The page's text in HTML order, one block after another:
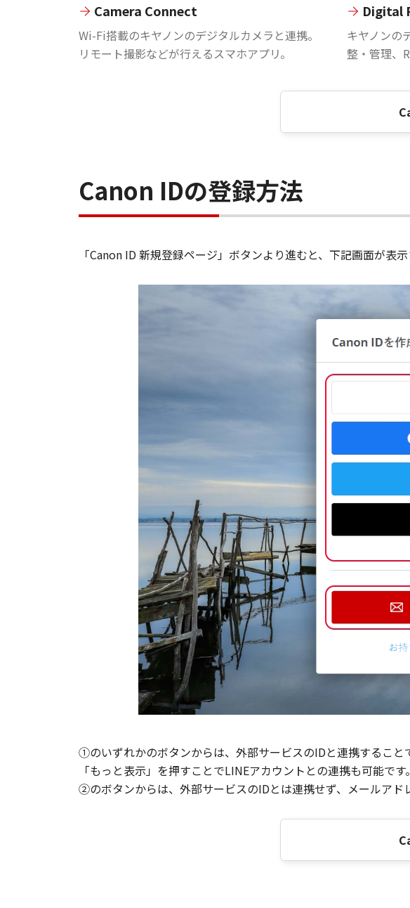
Camera Connect
Wi-Fi搭載のキヤノンのデジタルカメラと連携。
リモート撮影などが行えるスマホアプリ。
Digital
キヤノンの
整・管理、
Canon IDの登録方法
「Canon ID 新規登録ページ」ボタンより進むと、下記画面が表示
①のいずれかのボタンからは、外部サービスのIDと連携すること
「もっと表示」を押すことでLINEアカウントとの連携も可能です。
②のボタンからは、外部サービスのIDとは連携せず、メールアド